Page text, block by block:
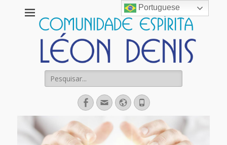
Comunidade
Espírita Léon
Denis
Pesquisar
por:
Facebook
EmailWebsiteFone
Portuguese